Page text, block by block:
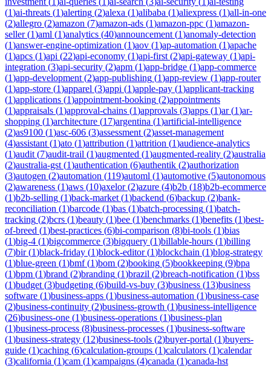
(1)ai-threats (1)alerting (2)alexa (1)alibaba (1)aliexpress (1)all-in-one
(2)allegro (2)amazon (7)amazon-ads (1)amazon-ppc (1)amazon-
seller(1)aml (1)analytics (40)announcement (1)anomaly-detection
(1)answer-engine-optimization (1)aov (1)ap-automation (1)apache
(1)apcs (1)api (22)api-economy (1)api-first (2)api-gateway (1)api-
integration (3)api-security (2)apm (1)app-bridge (1)app-commerce
(1)app-development (2)app-publishing (1)app-review (1)app-router
(1)app-store (1)apparel (3)appi (1)apple-pay (1)applicant-tracking
(1)applications (1)appointment-booking (2)appointments
(1)appraisals (1)approval-chains (1)approvals (3)apps (1)ar(1)ar-
shopping (1)architecture (17)argentina (1)artificial-intelligence
(2)as9100 (1)asc-606 (3)assessment (2)asset-management
(4)assistant (1)ato (1)attribution (1)attrition (1)audience-analytics
(1)audit (7)audit-trail (1)augmented (1)augmented-reality (2)australia
(2)australia-gst (1)authentication (6)authentik (2)authorization
(3)autogen (2)automation (119)automl (1)automotive (5)autonomous
(2)awareness (1)aws (10)axelor(2)azure (4)b2b (18)b2b-ecommerce
(1)b2b-selling (1)back-market (1)backend (6)backup (2)bank-
reconciliation (1)barcode (1)bas (1)batch-processing (1)batch-
tracking (2)bcrs (1)beauty (1)bee (1)benchmarks (1)benefits (1)best-
of-breed (1)best-practices (6)bi-comparison (8)bi-tools (1)bias
(1)big-4 (1)bigcommerce (3)bigquery (1)billable-hours (1)billing
(7)bir(1)black-friday (1)block-editor(1)blockchain (1)blog-strategy
(1)blue-green (1)bmf(1)bom (2)booking (5)bookkeeping (9)bpa
(1)bpm (1)brand (2)branding (1)brazil (2)breach-notification (1)bss
(1)budget (3)budgeting (6)build-vs-buy (3)business (13)business
software (1)business-apps (1)business-automation (1)business-case
(2)business-continuity (2)business-growth (1)business-intelligence
(26)business-one (1)business-operations (1)business-plan
(1)business-process (8)business-processes (1)business-software
(1)business-strategy (12)business-tools (2)buyer-portal (1)buyers-
guide (1)caching (6)calculation-groups (1)calculators (1)calendar
(3)california (1)cam (1)campaigns (4)canada (1)canada-hst